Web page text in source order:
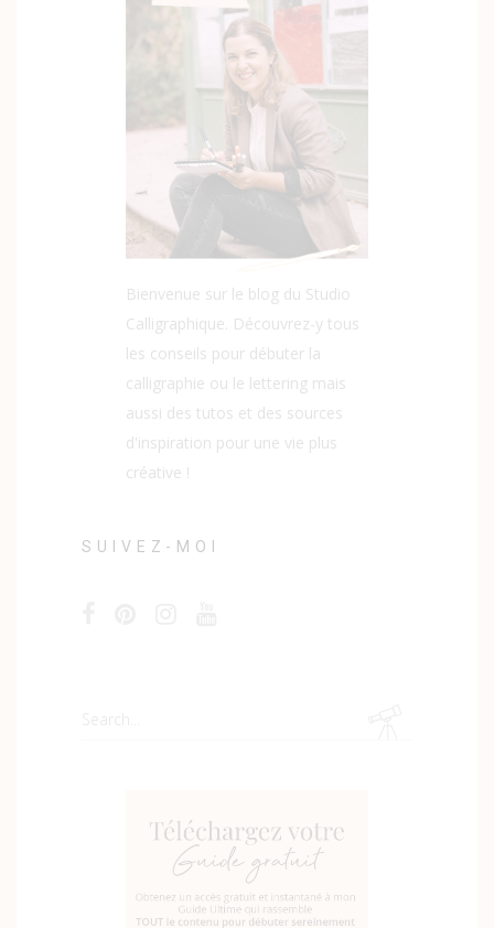
Bienvenue sur le blog du Studio
Calligraphique. Découvrez-y tous
les conseils pour débuter la
calligraphie ou le lettering mais
aussi des tutos et des sources
d'inspiration pour une vie plus
créative !
SUIVEZ-MOI
Search